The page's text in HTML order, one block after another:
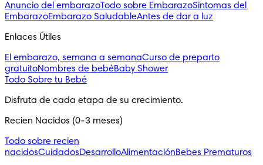
Anuncio del embarazoTodo sobre EmbarazoSintomas del
EmbarazoEmbarazo SaludableAntes de dar a luz
Enlaces Útiles
El embarazo, semana a semanaCurso de preparto
gratuitoNombres de bebéBaby Shower
Todo Sobre tu Bebé
Disfruta de cada etapa de su crecimiento.
Recien Nacidos (0-3 meses)
Todo sobre recien
nacidosCuidadosDesarrolloAlimentaciónBebes Prematuros